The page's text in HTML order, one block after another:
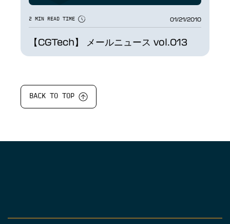
2 MIN READ TIME 01/21/2010
【CGTech】 メールニュース vol.013
BACK TO TOP